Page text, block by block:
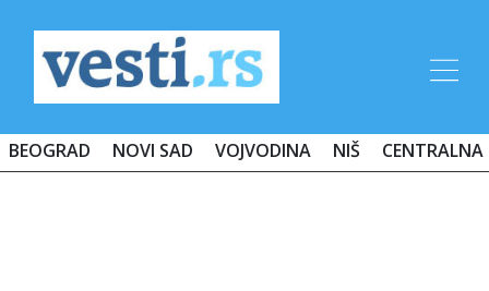
BEOGRAD NOVI SAD VOJVODINA NIŠ CENTRALNA